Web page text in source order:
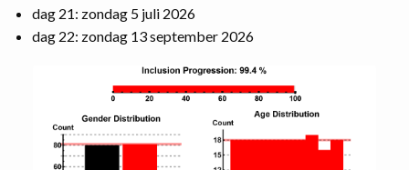
dag 21: zondag 5 juli 2026
dag 22: zondag 13 september 2026